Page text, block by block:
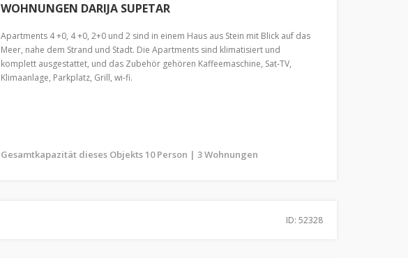
WOHNUNGEN DARIJA SUPETAR
Apartments 4 +0, 4 +0, 2+0 und 2 sind in einem Haus aus Stein mit Blick auf das
Meer, nahe dem Strand und Stadt. Die Apartments sind klimatisiert und
komplett ausgestattet, und das Zubehör gehören Kaffeemaschine, Sat-TV,
Klimaanlage, Parkplatz, Grill, wi-fi.
Gesamtkapazität dieses Objekts 10 Person | 3 Wohnungen
ID: 52328